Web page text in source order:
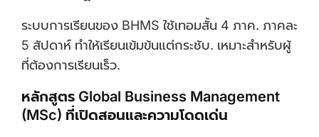
ระบบการเรียนของ BHMS ใช้เทอมสั้น 4 ภาค. ภาคละ
5 สัปดาห์ ทำให้เรียนเข้มข้นแต่กระชับ. เหมาะสำหรับผู้
ที่ต้องการเรียนเร็ว.
หลักสูตร Global Business Management
(MSc) ที่เปิดสอนและความโดดเด่น